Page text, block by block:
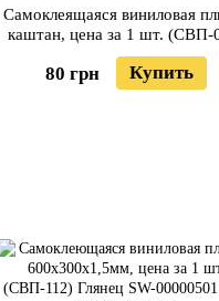
Самоклеящаяся виниловая
каштан, цена за 1 шт. (СВП-
Матовая SW-00000282
80 грн Купить